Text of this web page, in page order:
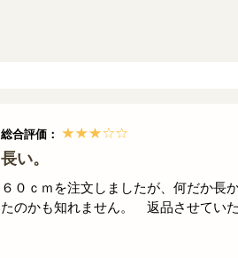
総合評価：
長い。
６０ｃｍを注文しましたが、何だか長
たのかも知れません。 返品させていた